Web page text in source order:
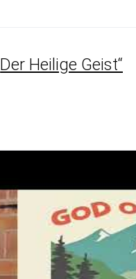
Heilige Geist“